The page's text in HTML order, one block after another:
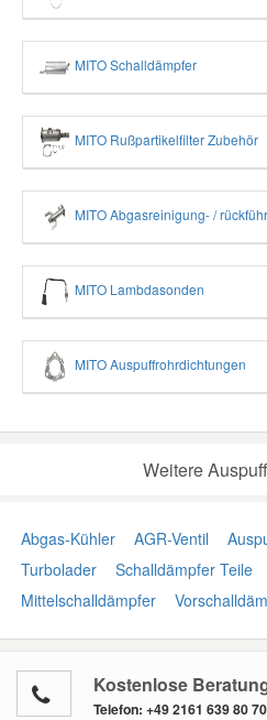
MITO Schalldämpfer
MITO Rußpartikelfilter Zubehör
MITO Abgasreinigung- /
MITO Lambdasonden
MITO Auspuffrohrdichtungen
Weitere
Abgas-Kühler AGR-Ventil
Turbolader
Schalldämpfer Teile
Mittelschalldämpfer
Kostenlose
Telefon: +49 2161 639 80 70